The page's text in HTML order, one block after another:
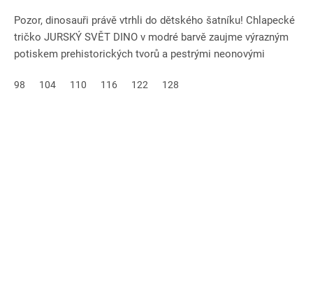
Pozor, dinosauři právě vtrhli do dětského šatníku! Chlapecké
tričko JURSKÝ SVĚT DINO v modré barvě zaujme výrazným
potiskem prehistorických tvorů a pestrými neonovými
98 104 110 116 122 128